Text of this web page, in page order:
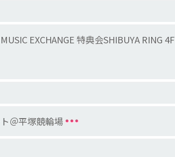
EXCHANGE 特典会SHIBUYA RING 4F
＠平塚競輪場